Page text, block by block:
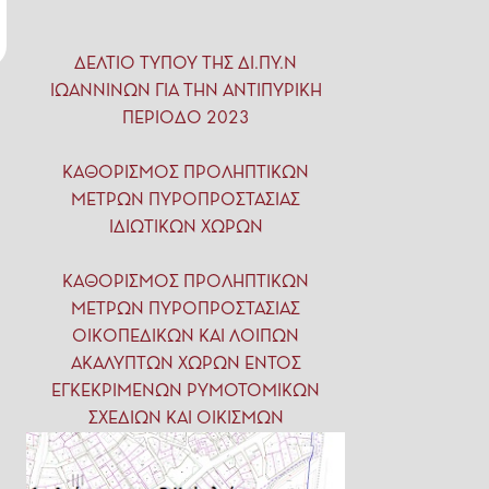
ΔΕΛΤΙΟ ΤΥΠΟΥ ΤΗΣ ΔΙ.ΠΥ.Ν
ΙΩΑΝΝΙΝΩΝ ΓΙΑ ΤΗΝ ΑΝΤΙΠΥΡΙΚΗ
ΠΕΡΙΟΔΟ 2023
ΚΑΘΟΡΙΣΜΟΣ ΠΡΟΛΗΠΤΙΚΩΝ
ΜΕΤΡΩΝ ΠΥΡΟΠΡΟΣΤΑΣΙΑΣ
ΙΔΙΩΤΙΚΩΝ ΧΩΡΩΝ
ΚΑΘΟΡΙΣΜΟΣ ΠΡΟΛΗΠΤΙΚΩΝ
ΜΕΤΡΩΝ ΠΥΡΟΠΡΟΣΤΑΣΙΑΣ
ΟΙΚΟΠΕΔΙΚΩΝ ΚΑΙ ΛΟΙΠΩΝ
ΑΚΑΛΥΠΤΩΝ ΧΩΡΩΝ ΕΝΤΟΣ
ΕΓΚΕΚΡΙΜΕΝΩΝ ΡΥΜΟΤΟΜΙΚΩΝ
ΣΧΕΔΙΩΝ ΚΑΙ ΟΙΚΙΣΜΩΝ